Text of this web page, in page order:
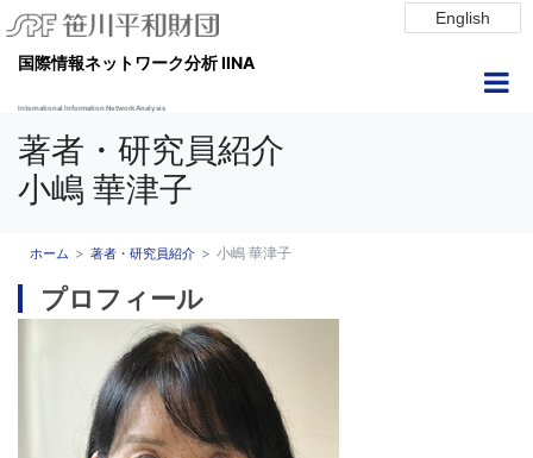
English
国際情報ネットワーク分析 IINA
International Information Network Analysis
著者・研究員紹介
小嶋 華津子
ホーム 著者・研究員紹介 小嶋 華津子
プロフィール